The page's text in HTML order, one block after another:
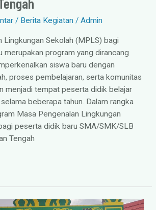
/ Berita Kegiatan/ Admin
Lingkungan Sekolah (MPLS) bagi
merupakan program yang dirancang
siswa baru dengan
proses pembelajaran, serta komunitas
menjadi tempat peserta didik belajar
beberapa tahun. Dalam rangka
Masa Pengenalan Lingkungan
peserta didik baru SMA/SMK/SLB
Tengah